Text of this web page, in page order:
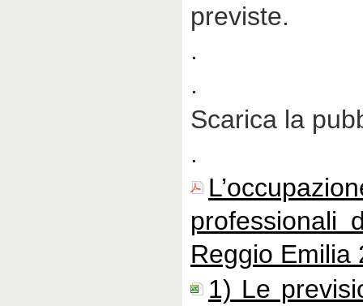
previste.
.
.
Scarica la
.
professionali
Reggio Emilia
1) Le